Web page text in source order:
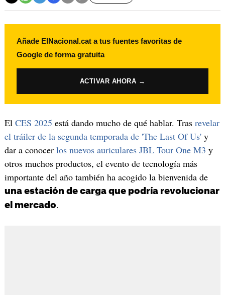
Añade ElNacional.cat a tus fuentes favoritas de
Google de forma gratuita
ACTIVAR AHORA →
El CES 2025 está dando mucho de qué hablar. Tras revelar
el tráiler de la segunda temporada de 'The Last Of Us'y
dar a conocer los nuevos auriculares JBL Tour One M3 y
otros muchos productos, el evento de tecnología más
importante del año también ha acogido la bienvenida de
una estación de carga que podría revolucionar
el mercado.